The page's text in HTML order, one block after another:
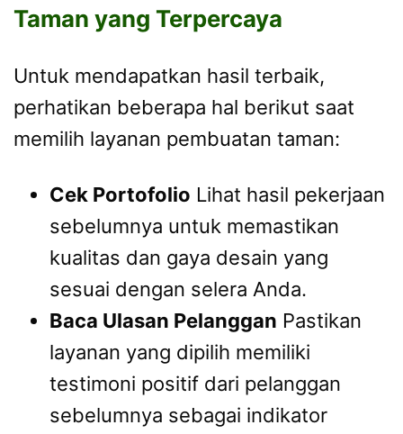
Taman yang Terpercaya
Untuk mendapatkan hasil terbaik,
perhatikan beberapa hal berikut saat
memilih layanan pembuatan taman:
Cek Portofolio Lihat hasil pekerjaan
sebelumnya untuk memastikan
kualitas dan gaya desain yang
sesuai dengan selera Anda.
Baca Ulasan Pelanggan Pastikan
layanan yang dipilih memiliki
testimoni positif dari pelanggan
sebelumnya sebagai indikator